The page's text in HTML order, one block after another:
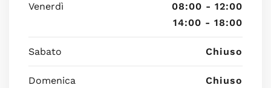
Venerdì
08:00 - 12:00
14:00 - 18:00
Sabato Chiuso
Domenica Chiuso